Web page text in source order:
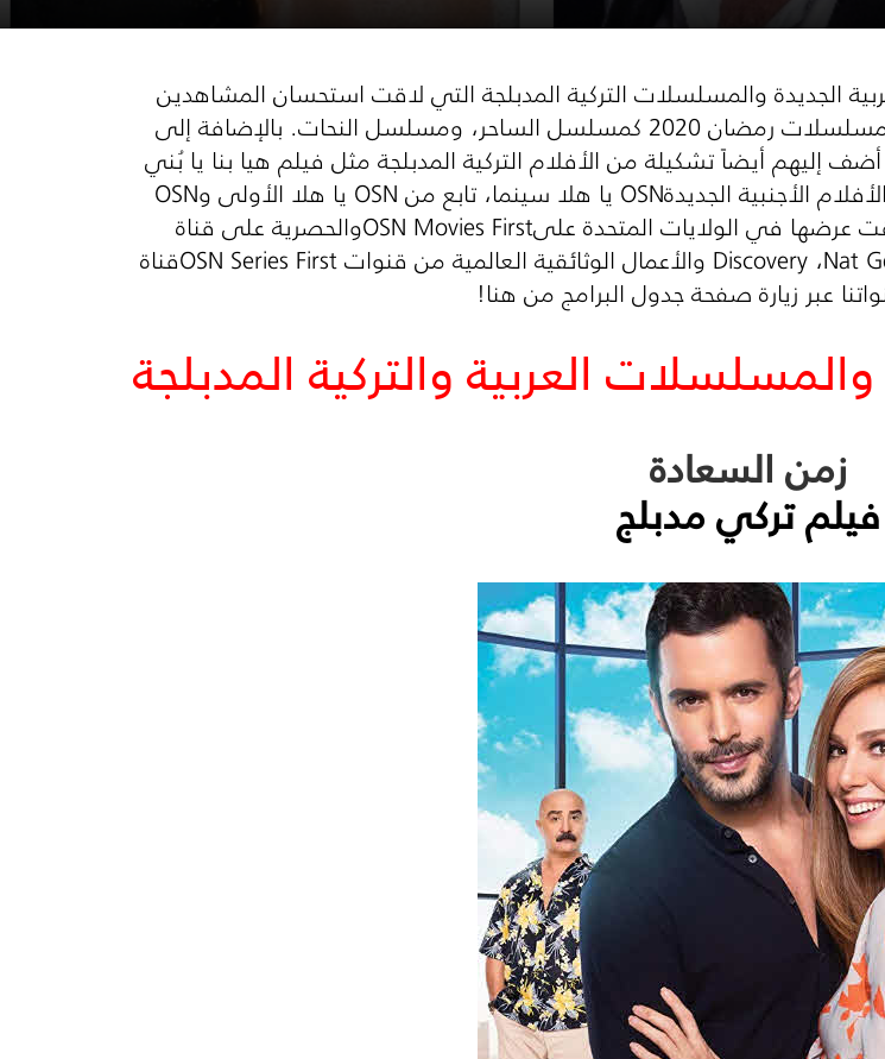
الجديدة والمسلسلات التركية المدبلجة التي لاقت استحسان المشاهدين
من كل مكان! لذلك، سنبدأ رحلتنا مع مجموعة من مسلسلات رمضان 2020 كمسلسل الساحر، ومسلسل النحات. بالإضافة إلى
إليهم أيضاً تشكيلة من الأفلام التركية المدبلجة مثل فيلم هيا بنا يا بُني
OSNيا هلا الأولى و OSNيا هلا سينما، تابع من OSNالأجنبية الجديدة
والحصرية على قناةOSN Movies Firstعرضها في الولايات المتحدة على
قناةOSN Series Firstوالأعمال الوثائقية العالمية من قنوات Discovery ،Nat
عبر زيارة صفحة جدول البرامج من هنا!
العربية والتركية المدبلجة
زمن السعادة
فيلم تركي مدبلج